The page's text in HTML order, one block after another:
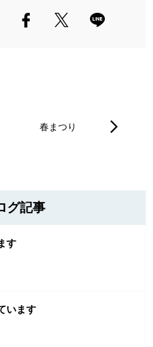
春まつり
グ記事
す
います